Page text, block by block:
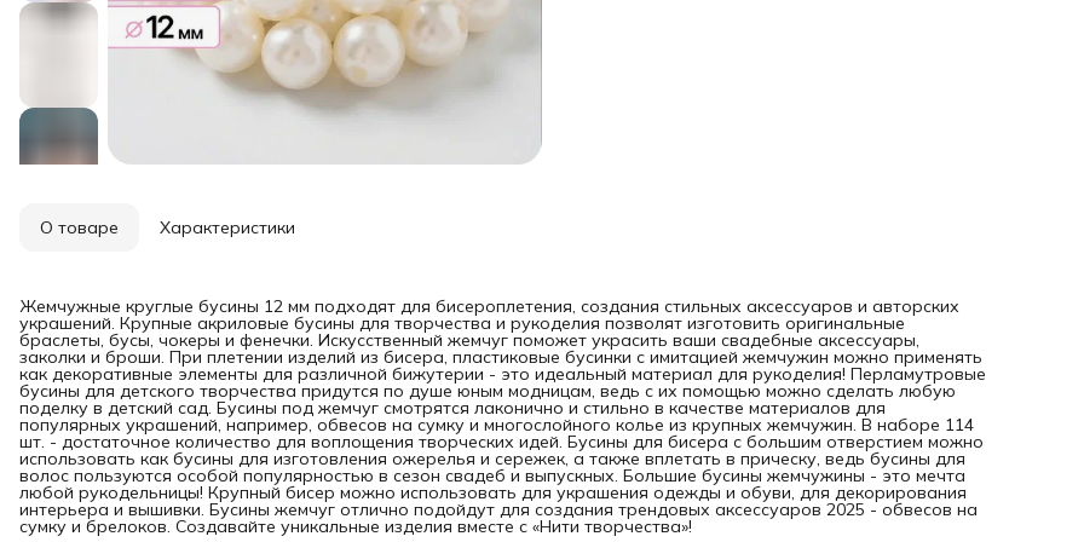
О товаре Характеристики
Жемчужные круглые бусины 12 мм подходят для бисероплетения, создания стильных аксессуаров и авторских
украшений. Крупные акриловые бусины для творчества и рукоделия позволят изготовить оригинальные
браслеты, бусы, чокеры и фенечки. Искусственный жемчуг поможет украсить ваши свадебные аксессуары,
заколки и броши. При плетении изделий из бисера, пластиковые бусинки с имитацией жемчужин можно применять
как декоративные элементы для различной бижутерии - это идеальный материал для рукоделия! Перламутровые
бусины для детского творчества придутся по душе юным модницам, ведь с их помощью можно сделать любую
поделку в детский сад. Бусины под жемчуг смотрятся лаконично и стильно в качестве материалов для
популярных украшений, например, обвесов на сумку и многослойного колье из крупных жемчужин. В наборе 114
шт. - достаточное количество для воплощения творческих идей. Бусины для бисера с большим отверстием можно
использовать как бусины для изготовления ожерелья и сережек, а также вплетать в прическу, ведь бусины для
волос пользуются особой популярностью в сезон свадеб и выпускных. Большие бусины жемчужины - это мечта
любой рукодельницы! Крупный бисер можно использовать для украшения одежды и обуви, для декорирования
интерьера и вышивки. Бусины жемчуг отлично подойдут для создания трендовых аксессуаров 2025 - обвесов на
сумку и брелоков. Создавайте уникальные изделия вместе с «Нити творчества»!